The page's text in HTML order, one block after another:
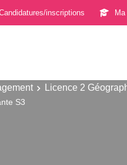
inscriptions Ma
Licence 2
S3